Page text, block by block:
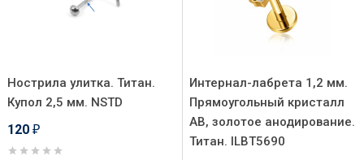
Нострила улитка. Титан.
Купол 2,5 мм. NSTD
120 ₽
Интернал-лабрета 1,2 мм.
Прямоугольный кристалл
AB, золотое анодирование.
Титан. ILBT5690